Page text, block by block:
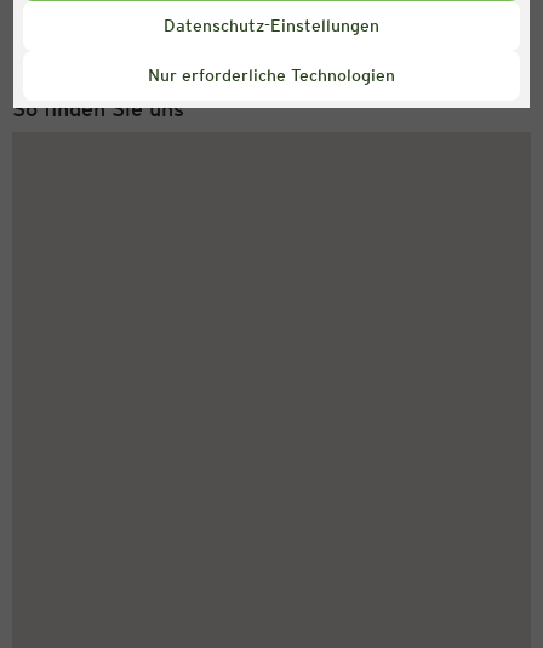
Datenschutz-Einstellungen
Nur erforderliche Technologien
+49 (0) 2546 / 98 999 98
So finden Sie uns